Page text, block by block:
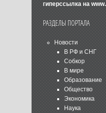
гиперссылка на
РАЗДЕЛЫ ПОРТАЛА
Новости
В РФ и СНГ
Собкор
В мире
Образование
Общество
Экономика
Наука